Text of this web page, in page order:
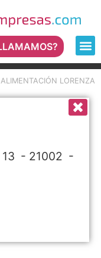
ALIMENTACIÓN LORENZA
- 21002 -